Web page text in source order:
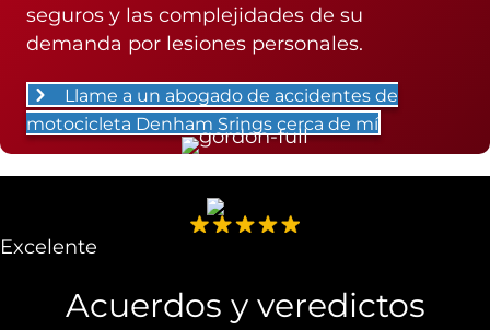
seguros y las complejidades de su
demanda por lesiones personales.
Llame a un abogado de accidentes de
motocicleta Denham Srings cerca de mí
Excelente
Acuerdos y veredictos